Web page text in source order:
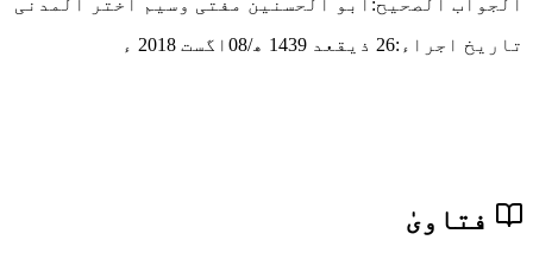
الجواب الصحیح: ابو الحسنین مفتی وسیم اختر المدنی
تاریخ اجراء:26 ذیقعد 1439 ھ/08اگست 2018 ء
فتاویٰ